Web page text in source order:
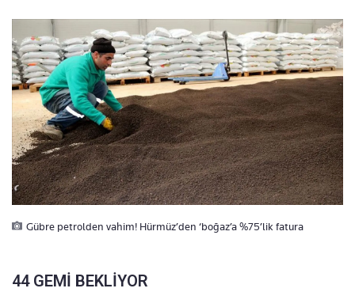
Gübre petrolden vahim! Hürmüz’den ‘boğaz’a %75’lik fatura
44 GEMİ BEKLİYOR